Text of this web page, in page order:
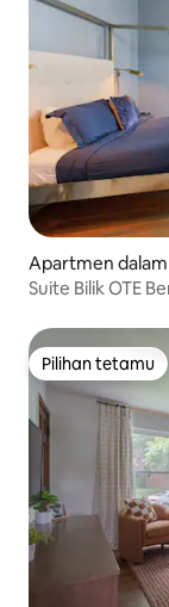
Apartmen
Suite Bilik OTE
Pilihan tetamu
Pilihan tetamu